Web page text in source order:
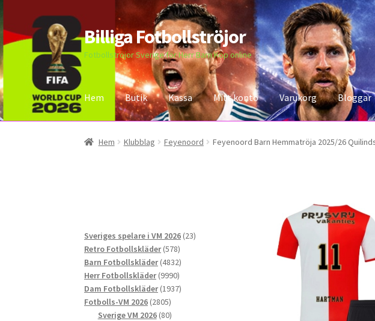
Hoppa
till
navigering
Hoppa
till
innehåll
Billiga Fotbollströjor
Fotbollströjor Sverige för Herr Barn Köp online
Hem Butik Kassa Mitt konto Varukorg Bloggar
Hem Bloggar Butik Kassa Kontakta oss Mitt konto Storleksguiden
Hem Klubblag Feyenoord Feyenoord Barn Hemmatröja 2025/26
Sveriges spelare i VM 2026 2323
Retro Fotbollskläder 578578
produkter
Barn Fotbollskläder 48324832
produkter
Herr Fotbollskläder 99909990
produkter
Dam Fotbollskläder 19371937
Fotbolls-VM 2026 28052805
produkter
Sverige VM 2026 8080